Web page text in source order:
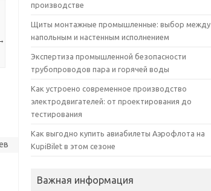
производстве
Щиты монтажные промышленные: выбор между
напольным и настенным исполнением
Экспертиза промышленной безопасности
трубопроводов пара и горячей воды
Как устроено современное производство
электродвигателей: от проектирования до
тестирования
Как выгодно купить авиабилеты Аэрофлота на
KupiBilet в этом сезоне
Важная информация